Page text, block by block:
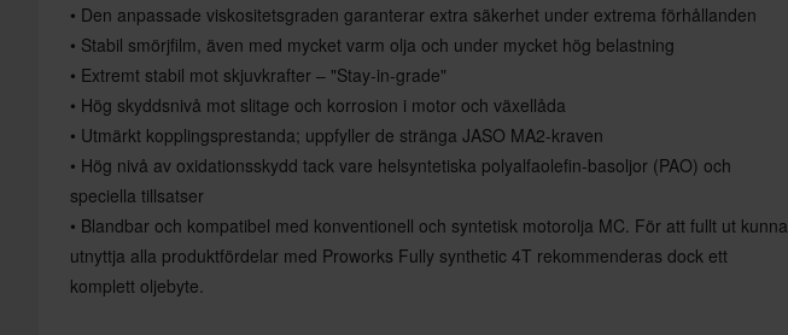
• Den anpassade viskositetsgraden garanterar extra säkerhet under extrema förhållanden
• Stabil smörjfilm, även med mycket varm olja och under mycket hög belastning
• Extremt stabil mot skjuvkrafter – "Stay-in-grade"
• Hög skyddsnivå mot slitage och korrosion i motor och växellåda
• Utmärkt kopplingsprestanda; uppfyller de stränga JASO MA2-kraven
• Hög nivå av oxidationsskydd tack vare helsyntetiska polyalfaolefin-basoljor (PAO) och
speciella tillsatser
• Blandbar och kompatibel med konventionell och syntetisk motorolja MC. För att fullt ut kunna
utnyttja alla produktfördelar med Proworks Fully synthetic 4T rekommenderas dock ett
komplett oljebyte.